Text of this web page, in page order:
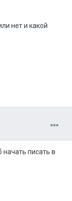
нет и какой
начать писать в